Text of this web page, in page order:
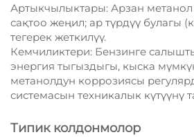
Артыкчылыктары: Арзан
сақтоо жеңил; ар түрдүү булагы
тегерек жеткилүү.
Кемчиликтери: Бензинге
энергия тыгыздыгы, кыска
метанолдун коррозиясы
системасын техникалык күтүүнү
Типик колдонмолор